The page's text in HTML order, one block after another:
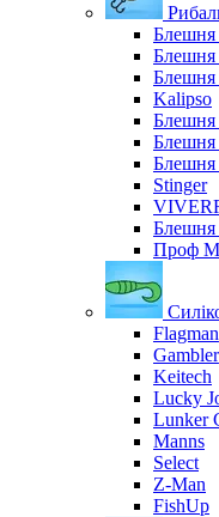
Блешня
Блешня
Блешня
Kalipso
Блешня
Блешня
Блешня
Stinger
Блешня
Проф
Flagman
Gambler
Keitech
Lucky
Lunker
Manns
Select
Z-Man
FishUp